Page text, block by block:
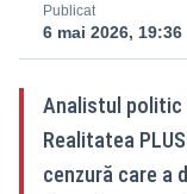
Publicat
6 mai 2026, 19:36
Analistul politic
Realitatea
cenzură care a